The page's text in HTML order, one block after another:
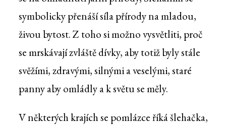
symbolicky přenáší síla přírody na mladou,
živou bytost. Z toho si možno vysvětliti, proč
se mrskávají zvláště dívky, aby totiž byly stále
svěžími, zdravými, silnými a veselými, staré
panny aby omládly a k světu se měly.
V některých krajích se pomlázce říká šlehačka,